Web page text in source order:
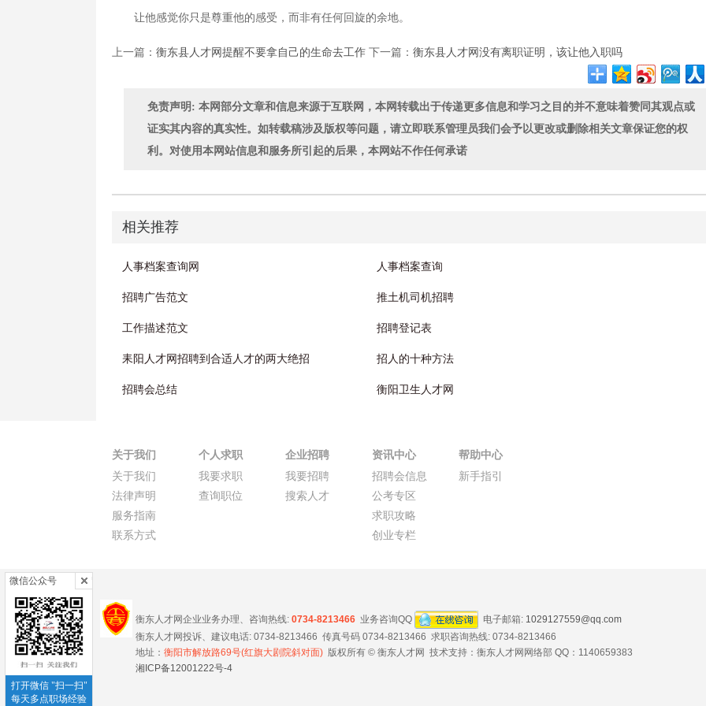
让他感觉你只是尊重他的感受，而非有任何回旋的余地。
上一篇： 衡东县人才网提醒不要拿自己的生命去工作 下一篇： 衡东县人才网没有离职证明，该让他入职吗
免责声明: 本网部分文章和信息来源于互联网，本网转载出于传递更多信息和学习之目的并不意味着赞同其观点或
证实其内容的真实性。如转载稿涉及版权等问题，请立即联系管理员我们会予以更改或删除相关文章保证您的权
利。对使用本网站信息和服务所引起的后果，本网站不作任何承诺
相关推荐
人事档案查询网 人事档案查询
招聘广告范文 推土机司机招聘
工作描述范文 招聘登记表
耒阳人才网招聘到合适人才的两大绝招 招人的十种方法
招聘会总结 衡阳卫生人才网
关于我们
关于我们
法律声明
服务指南
联系方式
个人求职
我要求职
查询职位
企业招聘
我要招聘
搜索人才
资讯中心
招聘会信息
公考专区
求职攻略
创业专栏
帮助中心
新手指引
衡东人才网企业业务办理、咨询热线: 0734-8213466 业务咨询QQ 电子邮箱: 1029127559@qq.com
衡东人才网投诉、建议电话: 0734-8213466 传真号码 0734-8213466 求职咨询热线: 0734-8213466
地址： 衡阳市解放路69号(红旗大剧院斜对面) 版权所有 © 衡东人才网 技术支持：衡东人才网网络部 QQ：1140659383
湘ICP备12001222号-4
微信公众号
打开微信 "扫一扫"
每天多点职场经验